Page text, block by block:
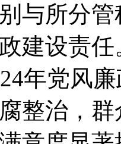
与所分
建设责任
年党风
整治，